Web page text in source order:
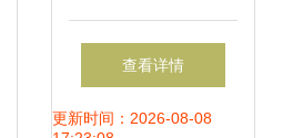
来 | 2021年顶固安
全智能锁营销峰会
查看详情
更新时间：2026-08-08